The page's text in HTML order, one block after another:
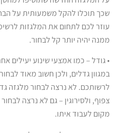
שכך תוכלו להקל משמעותית על
עוזר לכם לתחום את המלגזות
ממנה יהיה יותר קל לבחור.
• גודל – כמו אמצעי שינוע יעילים
במגוון גדלים, ולכן חשוב מאוד
לרשותכם. לא נרצה לבחור מלגזה
צפוף, ולסירוגין – גם לא נרצה
מקום לעבוד איתו.